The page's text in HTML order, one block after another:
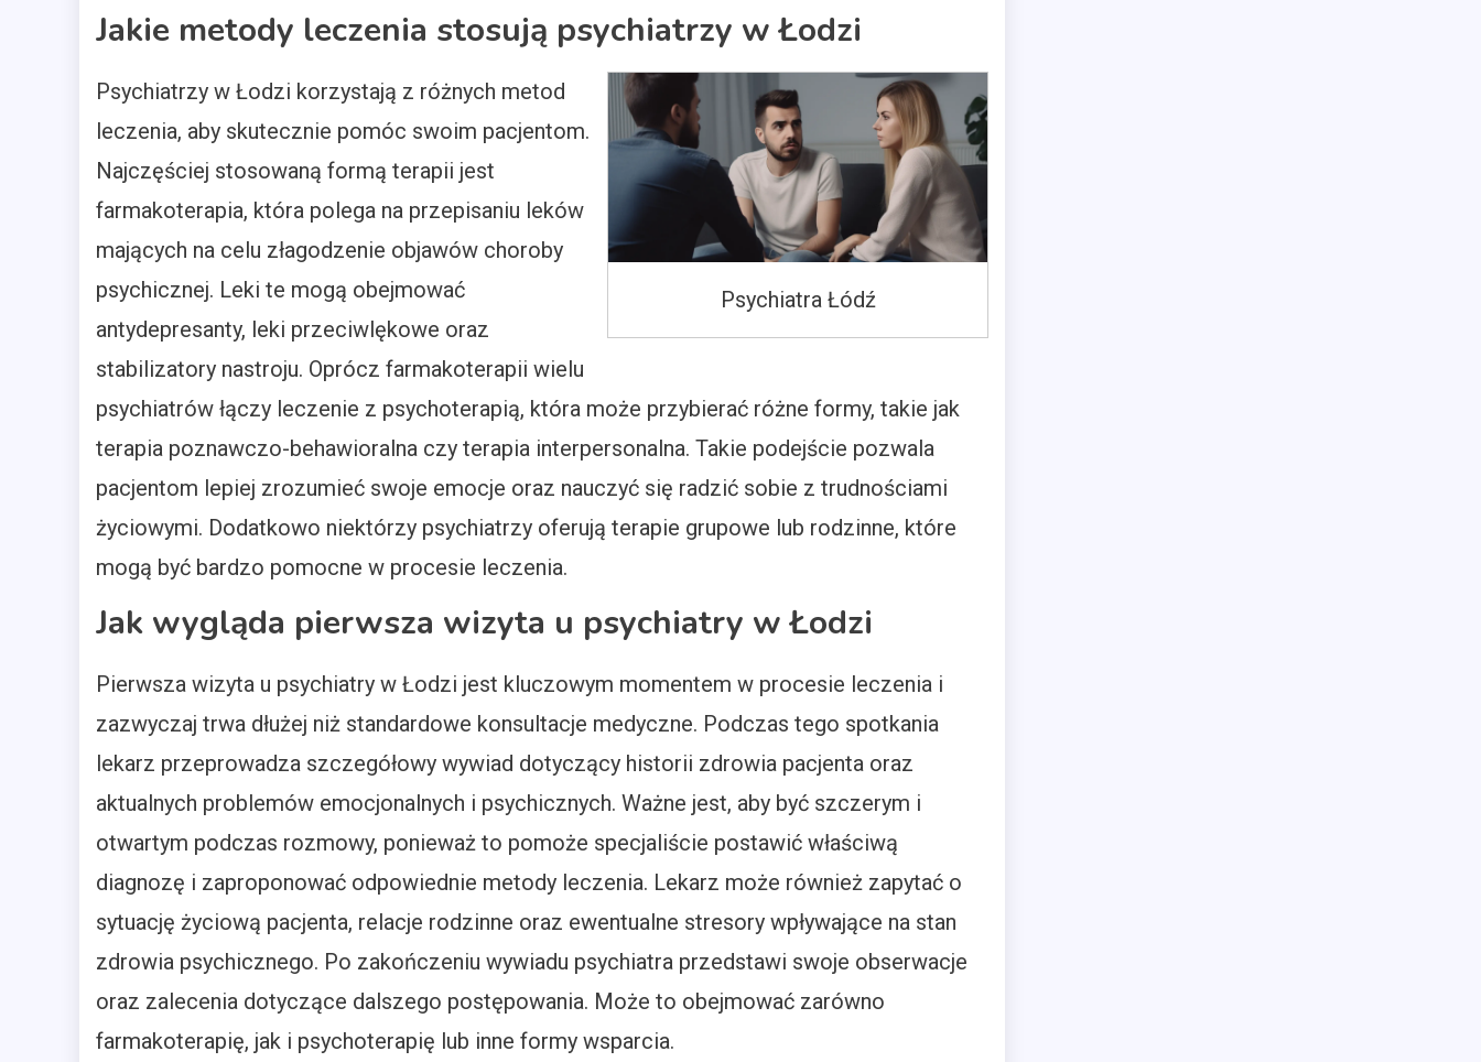
Jakie metody leczenia stosują psychiatrzy w Łodzi
Psychiatra Łódź
Psychiatrzy w Łodzi korzystają z różnych metod
leczenia, aby skutecznie pomóc swoim pacjentom.
Najczęściej stosowaną formą terapii jest
farmakoterapia, która polega na przepisaniu leków
mających na celu złagodzenie objawów choroby
psychicznej. Leki te mogą obejmować
antydepresanty, leki przeciwlękowe oraz
stabilizatory nastroju. Oprócz farmakoterapii wielu
psychiatrów łączy leczenie z psychoterapią, która może przybierać różne formy, takie jak
terapia poznawczo-behawioralna czy terapia interpersonalna. Takie podejście pozwala
pacjentom lepiej zrozumieć swoje emocje oraz nauczyć się radzić sobie z trudnościami
życiowymi. Dodatkowo niektórzy psychiatrzy oferują terapie grupowe lub rodzinne, które
mogą być bardzo pomocne w procesie leczenia.
Jak wygląda pierwsza wizyta u psychiatry w Łodzi
Pierwsza wizyta u psychiatry w Łodzi jest kluczowym momentem w procesie leczenia i
zazwyczaj trwa dłużej niż standardowe konsultacje medyczne. Podczas tego spotkania
lekarz przeprowadza szczegółowy wywiad dotyczący historii zdrowia pacjenta oraz
aktualnych problemów emocjonalnych i psychicznych. Ważne jest, aby być szczerym i
otwartym podczas rozmowy, ponieważ to pomoże specjaliście postawić właściwą
diagnozę i zaproponować odpowiednie metody leczenia. Lekarz może również zapytać o
sytuację życiową pacjenta, relacje rodzinne oraz ewentualne stresory wpływające na stan
zdrowia psychicznego. Po zakończeniu wywiadu psychiatra przedstawi swoje obserwacje
oraz zalecenia dotyczące dalszego postępowania. Może to obejmować zarówno
farmakoterapię, jak i psychoterapię lub inne formy wsparcia.